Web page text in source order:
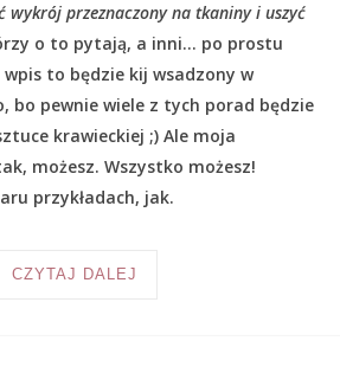
wykrój przeznaczony na tkaniny i uszyć
o to pytają, a inni… po prostu
to będzie kij wsadzony w
bo pewnie wiele z tych porad będzie
krawieckiej ;) Ale moja
możesz. Wszystko możesz!
przykładach, jak.
CZYTAJ DALEJ